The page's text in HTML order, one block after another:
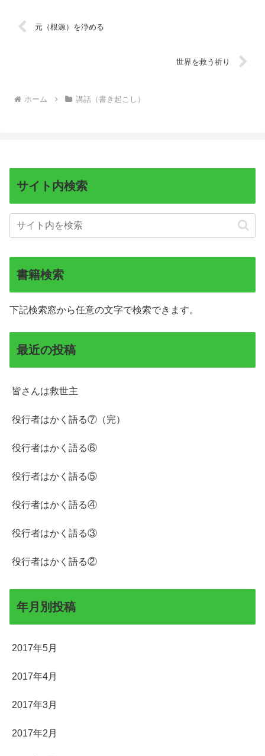
元（根源）を浄める
世界を救う祈り
ホーム 講話（書き起こし）
サイト内検索
書籍検索
下記検索窓から任意の文字で検索できます。
最近の投稿
皆さんは救世主
役行者はかく語る⑦（完）
役行者はかく語る⑥
役行者はかく語る⑤
役行者はかく語る④
役行者はかく語る③
役行者はかく語る②
年月別投稿
2017年5月
2017年4月
2017年3月
2017年2月